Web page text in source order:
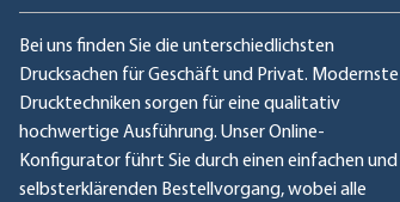
Bei uns finden Sie die unterschiedlichsten
Drucksachen für Geschäft und Privat. Modernste
Drucktechniken sorgen für eine qualitativ
hochwertige Ausführung. Unser Online-
Konfigurator führt Sie durch einen einfachen und
selbsterklärenden Bestellvorgang, wobei alle